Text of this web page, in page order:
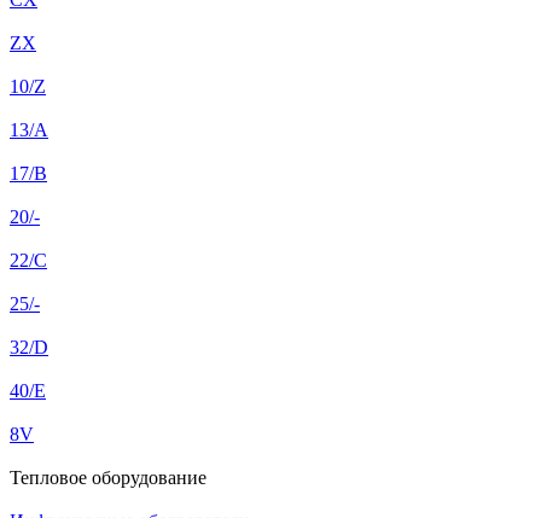
ZX
10/Z
13/A
17/B
20/-
22/C
25/-
32/D
40/E
8V
Тепловое оборудование